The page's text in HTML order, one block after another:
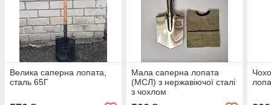
Велика саперна лопата,
сталь 65Г
Мала саперна лопата
(МСЛ) з нержавіючої сталі
з чохлом